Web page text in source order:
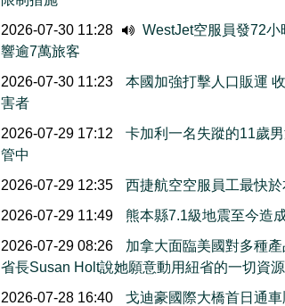
2026-07-30 11:28
WestJet空服員發72
響逾7萬旅客
2026-07-30 11:23
本國加強打擊人口販運
害者
2026-07-29 17:12
卡加利一名失蹤的11歲
管中
2026-07-29 12:35
西捷航空空服員工最快
2026-07-29 11:49
熊本縣7.1級地震至今造
2026-07-29 08:26
加拿大面臨美國對多種
省長Susan Holt說她願意動用紐省的一切資
2026-07-28 16:40
戈迪豪國際大橋首日通